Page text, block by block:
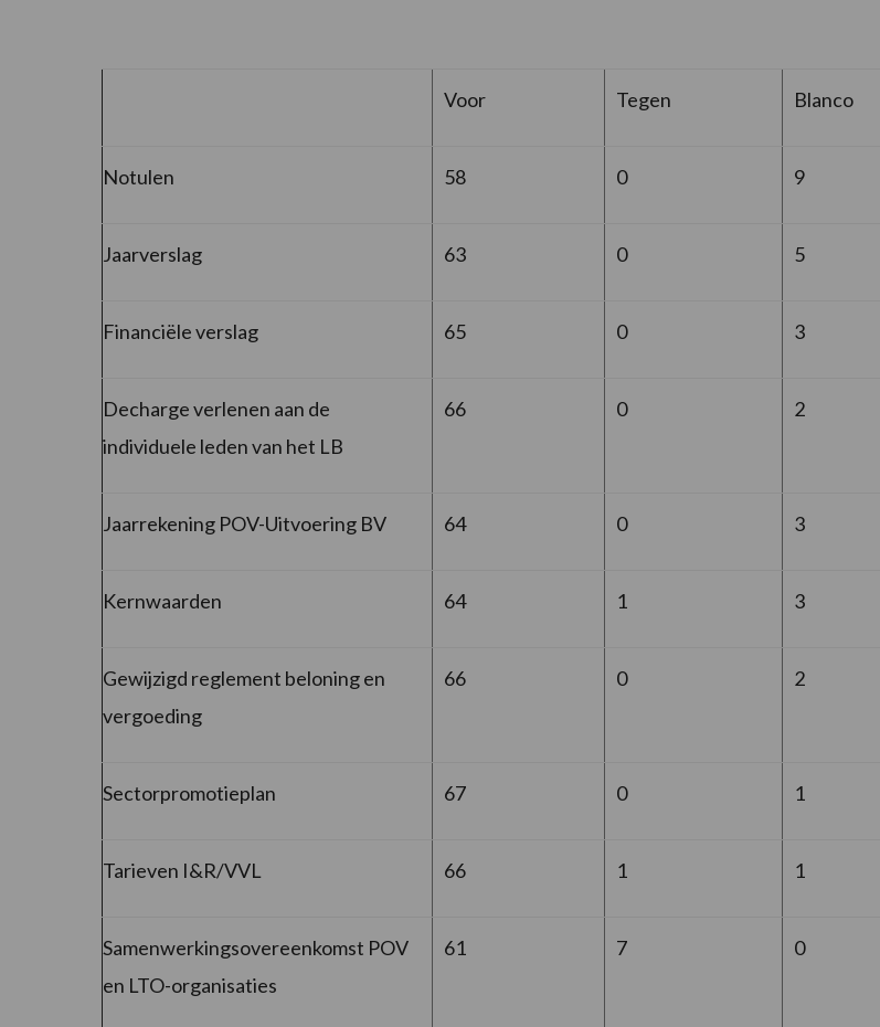
Voor Tegen Blanco
Notulen 58 0 9
Jaarverslag 63 0 5
Financiële verslag 65 0 3
Decharge verlenen aan de
individuele leden van het LB
66 0 2
Jaarrekening POV-Uitvoering BV 64 0 3
Kernwaarden 64 1 3
Gewijzigd reglement beloning en
vergoeding
66 0 2
Sectorpromotieplan 67 0 1
Tarieven I&R/VVL 66 1 1
Samenwerkingsovereenkomst POV
en LTO-organisaties
61 7 0